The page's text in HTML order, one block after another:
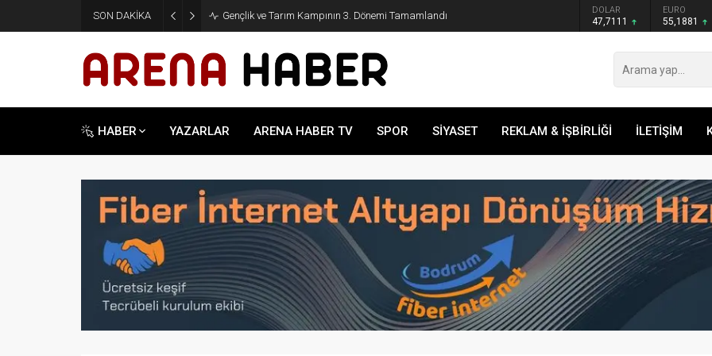
SON DAKİKA Gençlik ve Tarım Kampının 3. Dönemi Tamamlandı DOLAR
47,7111
EURO
55,1881
HABER YAZARLAR ARENA HABER TV SPOR SİYASET REKLAM & İŞBİRLİĞİ İLETİŞİM